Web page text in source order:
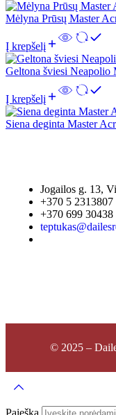
Mėlyna Prūsų Master
Į krepšelį
Geltona šviesi
Į krepšelį
Siena deginta Master
Jogailos g. 13,
+370 5 2313807
+370 699 30438
© 2025 –